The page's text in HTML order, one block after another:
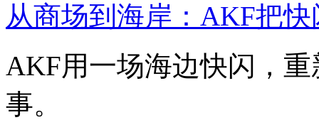
从商场到海岸：AKF把
AKF用一场海边快闪，
事。